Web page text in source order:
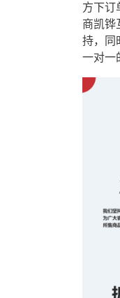
方下订
商凯铧
持，同
一对一